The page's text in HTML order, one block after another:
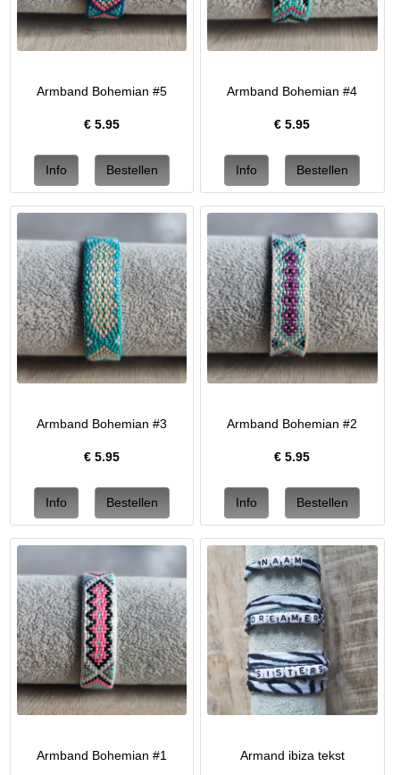
Armband Bohemian #5
€ 5.95
Armband Bohemian #4
€5.95
Armband Bohemian #3
€ 5.95
Armband Bohemian #2
€5.95
Armband Bohemian #1 Armand ibiza tekst